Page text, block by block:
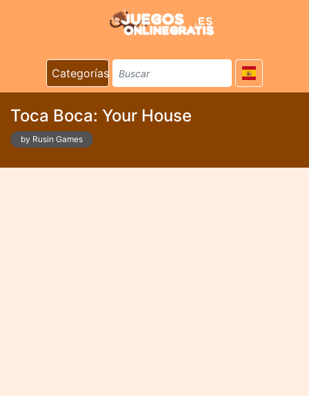
Categorías
Toca Boca: Your House
by Rusin Games